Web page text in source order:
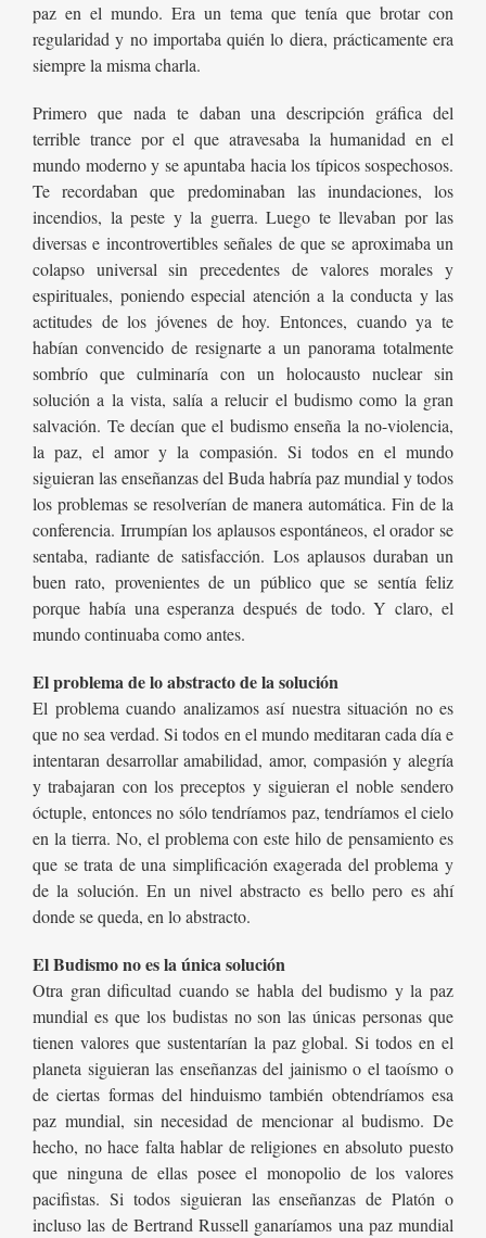
paz en el mundo. Era un tema que tenía que brotar con
regularidad y no importaba quién lo diera, prácticamente era
siempre la misma charla.
Primero que nada te daban una descripción gráfica del
terrible trance por el que atravesaba la humanidad en el
mundo moderno y se apuntaba hacia los típicos sospechosos.
Te recordaban que predominaban las inundaciones, los
incendios, la peste y la guerra. Luego te llevaban por las
diversas e incontrovertibles señales de que se aproximaba un
colapso universal sin precedentes de valores morales y
espirituales, poniendo especial atención a la conducta y las
actitudes de los jóvenes de hoy. Entonces, cuando ya te
habían convencido de resignarte a un panorama totalmente
sombrío que culminaría con un holocausto nuclear sin
solución a la vista, salía a relucir el budismo como la gran
salvación. Te decían que el budismo enseña la no-violencia,
la paz, el amor y la compasión. Si todos en el mundo
siguieran las enseñanzas del Buda habría paz mundial y todos
los problemas se resolverían de manera automática. Fin de la
conferencia. Irrumpían los aplausos espontáneos, el orador se
sentaba, radiante de satisfacción. Los aplausos duraban un
buen rato, provenientes de un público que se sentía feliz
porque había una esperanza después de todo. Y claro, el
mundo continuaba como antes.
El problema de lo abstracto de la solución
El problema cuando analizamos así nuestra situación no es
que no sea verdad. Si todos en el mundo meditaran cada día e
intentaran desarrollar amabilidad, amor, compasión y alegría
y trabajaran con los preceptos y siguieran el noble sendero
óctuple, entonces no sólo tendríamos paz, tendríamos el cielo
en la tierra. No, el problema con este hilo de pensamiento es
que se trata de una simplificación exagerada del problema y
de la solución. En un nivel abstracto es bello pero es ahí
donde se queda, en lo abstracto.
El Budismo no es la única solución
Otra gran dificultad cuando se habla del budismo y la paz
mundial es que los budistas no son las únicas personas que
tienen valores que sustentarían la paz global. Si todos en el
planeta siguieran las enseñanzas del jainismo o el taoísmo o
de ciertas formas del hinduismo también obtendríamos esa
paz mundial, sin necesidad de mencionar al budismo. De
hecho, no hace falta hablar de religiones en absoluto puesto
que ninguna de ellas posee el monopolio de los valores
pacifistas. Si todos siguieran las enseñanzas de Platón o
incluso las de Bertrand Russell ganaríamos una paz mundial